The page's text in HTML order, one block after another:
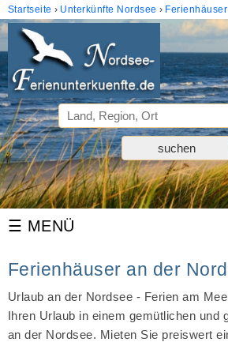
Startseite Unterkünfte Nordsee Ferienhäuser
Ferienhäuser an der
Urlaub an der Nordsee - Ferien am
Ihren Urlaub in einem gemütlichen und
an der Nordsee. Mieten Sie preiswert